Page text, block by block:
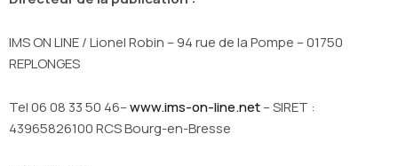
IMS ON LINE / Lionel Robin – 94 rue de la Pompe – 01750
REPLONGES
Tel 06 08 33 50 46–www.ims-on-line.net– SIRET :
43965826100 RCS Bourg-en-Bresse